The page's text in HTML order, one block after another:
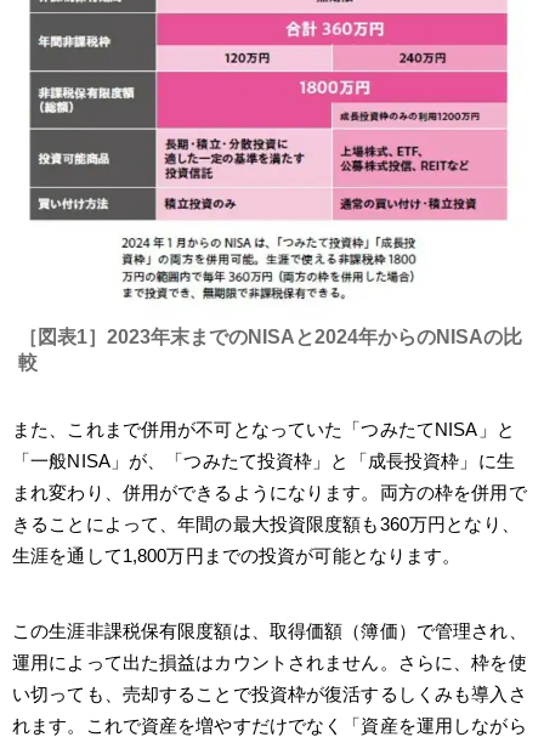
［図表1］2023年末までのNISAと2024年からのNISAの比
較
また、これまで併用が不可となっていた「つみたてNISA」と
「一般NISA」が、「つみたて投資枠」と「成長投資枠」に生
まれ変わり、併用ができるようになります。両方の枠を併用で
きることによって、年間の最大投資限度額も360万円となり、
生涯を通して1,800万円までの投資が可能となります。
この生涯非課税保有限度額は、取得価額（簿価）で管理され、
運用によって出た損益はカウントされません。さらに、枠を使
い切っても、売却することで投資枠が復活するしくみも導入さ
れます。これで資産を増やすだけでなく「資産を運用しながら